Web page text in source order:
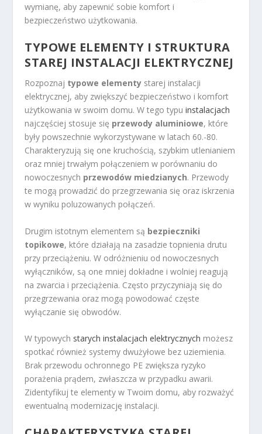
wymianę, aby zapewnić sobie komfort i
bezpieczeństwo użytkowania.
TYPOWE ELEMENTY I STRUKTURA
STAREJ INSTALACJI ELEKTRYCZNEJ
Rozpoznaj typowe elementy starej instalacji
elektrycznej, aby zwiększyć bezpieczeństwo i komfort
użytkowania w swoim domu. W tego typuinstalacjach
najczęściej stosuje się przewody aluminiowe, które
były powszechnie wykorzystywane w latach 60.-80.
Charakteryzują się one kruchością, szybkim utlenianiem
oraz mniej trwałym połączeniem w porównaniu do
nowoczesnych przewodów miedzianych. Przewody
te mogą prowadzić do przegrzewania się oraz iskrzenia
w wyniku poluzowanych połączeń.
Drugim istotnym elementem są bezpieczniki
topikowe, które działają na zasadzie topnienia drutu
przy przeciążeniu. W odróżnieniu od nowoczesnych
wyłączników, są one mniej dokładne i wolniej reagują
na zwarcia i przeciążenia. Często przyczyniają się do
przegrzewania oraz mogą powodować częste
wyłączanie się obwodów.
W typowych starych instalacjach elektrycznych możesz
spotkać również systemy dwużyłowe bez uziemienia.
Brak przewodu ochronnego PE zwiększa ryzyko
porażenia prądem, zwłaszcza w przypadku awarii.
Zidentyfikuj te elementy w Twoim domu, aby rozważyć
ewentualną modernizację instalacji.